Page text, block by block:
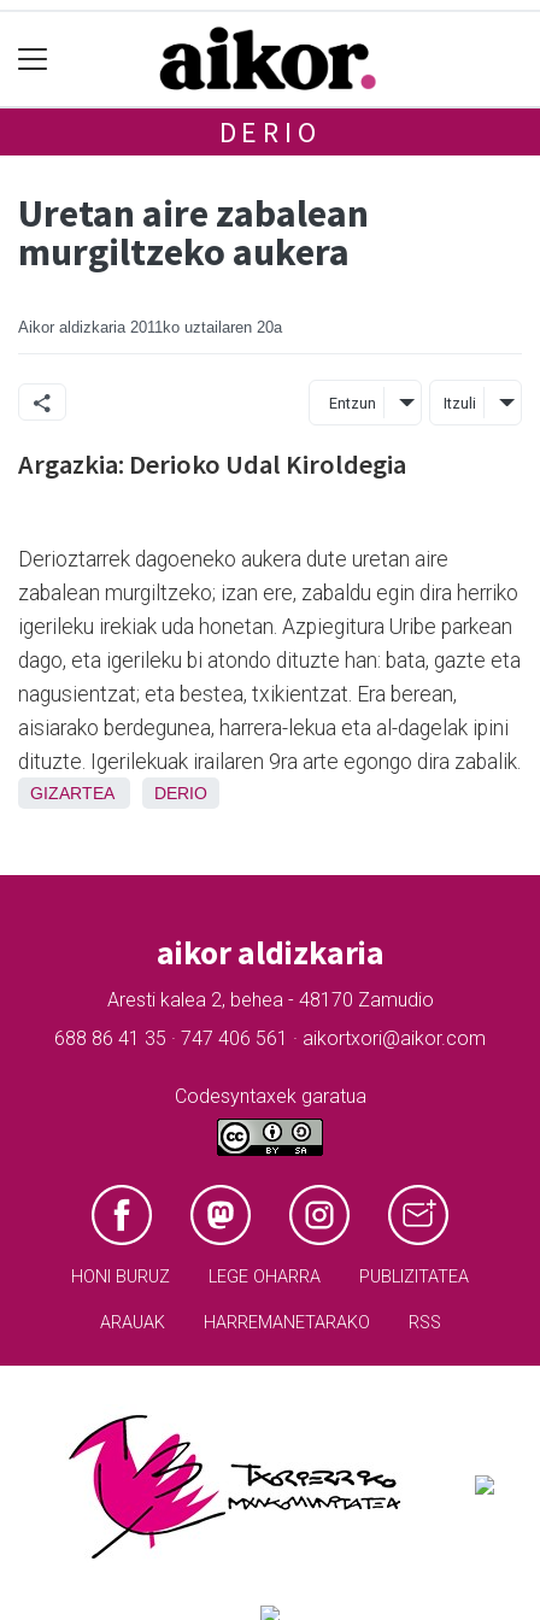
DERIO
Uretan aire zabalean
murgiltzeko aukera
Aikor aldizkaria 2011ko uztailaren 20a
Entzun Itzuli
Argazkia: Derioko Udal Kiroldegia
Derioztarrek dagoeneko aukera dute uretan aire
zabalean murgiltzeko; izan ere, zabaldu egin dira herriko
igerileku irekiak uda honetan. Azpiegitura Uribe parkean
dago, eta igerileku bi atondo dituzte han: bata, gazte eta
nagusientzat; eta bestea, txikientzat. Era berean,
aisiarako berdegunea, harrera-lekua eta al-dagelak ipini
dituzte. Igerilekuak irailaren 9ra arte egongo dira zabalik.
GIZARTEA DERIO
aikor aldizkaria
Aresti kalea 2, behea - 48170 Zamudio
688 86 41 35 · 747 406 561 · aikortxori@aikor.com
Codesyntaxek garatua
HONI BURUZ LEGE OHARRA PUBLIZITATEA
ARAUAK HARREMANETARAKO RSS